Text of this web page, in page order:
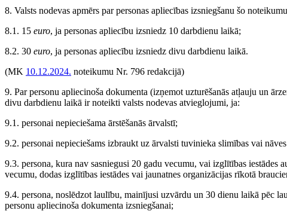
8. Valsts nodevas apmērs par personas apliecības izsniegšanu šo noteikumu
8.1. 15 euro, ja personas apliecību izsniedz 10 darbdienu laikā;
8.2. 30 euro, ja personas apliecību izsniedz divu darbdienu laikā.
(MK 10.12.2024. noteikumu Nr. 796 redakcijā)
9. Par personu apliecinoša dokumenta (izņemot uzturēšanās atļauju un
divu darbdienu laikā ir noteikti valsts nodevas atvieglojumi, ja:
9.1. personai nepieciešama ārstēšanās ārvalstī;
9.2. personai nepieciešams izbraukt uz ārvalsti tuvinieka slimības vai
9.3. persona, kura nav sasniegusi 20 gadu vecumu, vai izglītības iestādes
vecumu, dodas izglītības iestādes vai jaunatnes organizācijas rīkotā
9.4. persona, noslēdzot laulību, mainījusi uzvārdu un 30 dienu laikā pēc
personu apliecinoša dokumenta izsniegšanai;